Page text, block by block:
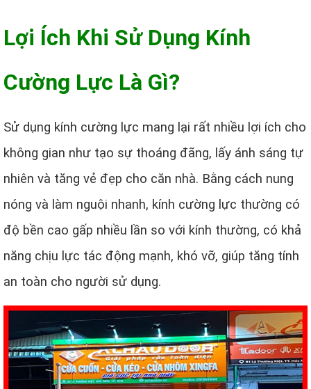
Lợi Ích Khi Sử Dụng Kính
Cường Lực Là Gì?
Sử dụng kính cường lực mang lại rất nhiều lợi ích cho
không gian như tạo sự thoáng đãng, lấy ánh sáng tự
nhiên và tăng vẻ đẹp cho căn nhà. Bằng cách nung
nóng và làm nguội nhanh, kính cường lực thường có
độ bền cao gấp nhiều lần so với kính thường, có khả
năng chịu lực tác động mạnh, khó vỡ, giúp tăng tính
an toàn cho người sử dụng.